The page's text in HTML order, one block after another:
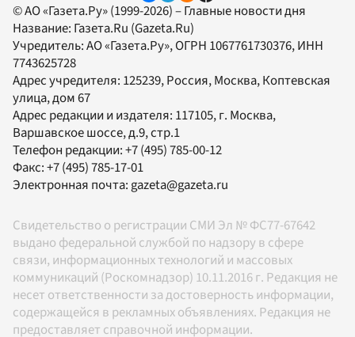
© АО «Газета.Ру» (1999-2026) – Главные новости дня
Название: Газета.Ru (Gazeta.Ru)
Учредитель:АО «Газета.Ру», ОГРН 1067761730376, ИНН
7743625728
Адрес учредителя: 125239, Россия, Москва, Коптевская
улица, дом 67
Адрес редакции и издателя: 117105, г. Москва,
Варшавское шоссе, д.9, стр.1
Телефон редакции:+7 (495) 785-00-12
Факс:+7 (495) 785-17-01
Электронная почта:gazeta@gazeta.ru
Свидетельство о регистрации СМИ Эл № ФС77-67642
выдано федеральной службой по надзору в сфере
связи, информационных технологий и массовых
коммуникаций (Роскомнадзор) 10.11.2016 г. Редакция не
несет ответственности за достоверность информации,
содержащейся в рекламных объявлениях. Редакция не
предоставляет справочной информации.